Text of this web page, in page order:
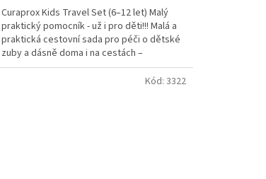
Curaprox Kids Travel Set (6–12 let) Malý
praktický pomocník - už i pro děti!!! Malá a
praktická cestovní sada pro péči o dětské
zuby a dásně doma i na cestách –
zábavná,...
Kód: 3322